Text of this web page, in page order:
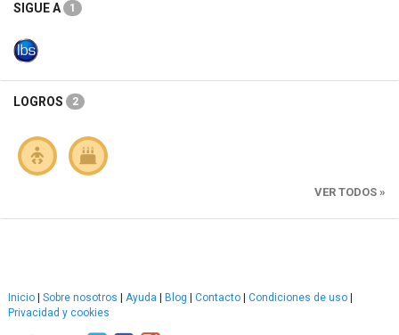
SIGUE A 1
LOGROS 2
VER TODOS »
Inicio Sobre nosotros Ayuda Blog Contacto Condiciones de uso
Privacidad y cookies